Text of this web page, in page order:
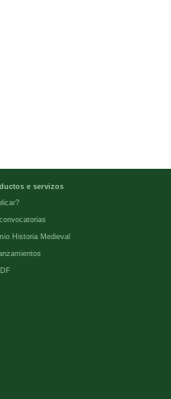
e servizos
Historia Medieval